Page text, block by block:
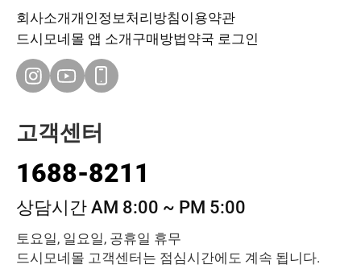
회사소개개인정보처리방침이용약관
드시모네몰 앱 소개구매방법약국 로그인
고객센터
1688-8211
상담시간 AM 8:00 ~ PM 5:00
토요일, 일요일, 공휴일 휴무
드시모네몰 고객센터는 점심시간에도 계속 됩니다.